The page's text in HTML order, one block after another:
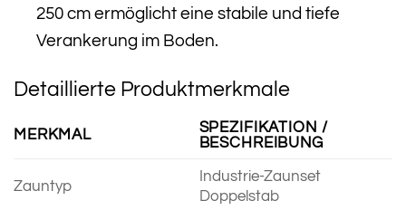
250 cm ermöglicht eine stabile und tiefe
Verankerung im Boden.
Detaillierte Produktmerkmale
MERKMAL
SPEZIFIKATION /
BESCHREIBUNG
Zauntyp
Industrie-Zaunset
Doppelstab